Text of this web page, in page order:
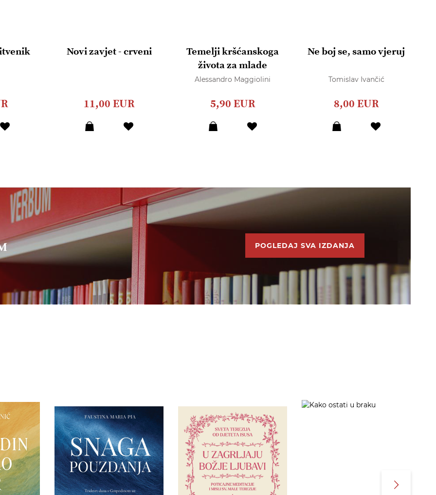
Novi zavjet - crveni
11,00 EUR
Temelji kršćanskoga
života za mlade
Alessandro Maggiolini
5,90 EUR
Ne boj se, samo vjeruj
Tomislav Ivančić
8,00 EUR
POGLEDAJ SVA IZDANJA